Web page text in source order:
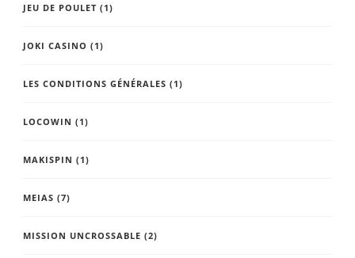
JEU DE POULET (1)
JOKI CASINO (1)
LES CONDITIONS GÉNÉRALES (1)
LOCOWIN (1)
MAKISPIN (1)
MEIAS (7)
MISSION UNCROSSABLE (2)